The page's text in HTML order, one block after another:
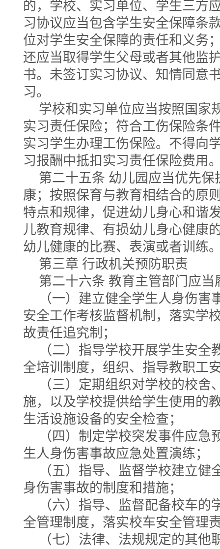
的，学校、实习单位、学生三方
习协议应当包含学生安全保障条
位对学生安全保障的责任和义务
还应当取得学生父母或者其他监
书。未签订实习协议、知情同意
习。
学校和实习单位应当按照国家
实习责任保险；符合工伤保险条
实习学生办理工伤保险。不得向
习报酬中抵扣实习责任保险费用
第二十五条 幼儿园应当优先保
康；按照保育与教育相结合的原
特点和规律，促进幼儿身心和谐
儿教育规律、有损幼儿身心健康
幼儿健康的比赛、表演或者训练
第三章 行政机关预防职责
第二十六条 教育主管部门应当
（一）建立健全学生人身伤害
安全工作考核监督机制，落实学
故责任追究制；
（二）指导学校开展学生安全
全培训制度，组织、指导教职工
（三）定期组织对学校的校舍
施，以及学校提供给学生使用的
生活设施设备的安全检查；
（四）制定学校突发事件应急
生人身伤害事故应急处置演练；
（五）指导、监督学校建立健
身伤害事故的制度和措施；
（六）指导、监督配备校车的
全管理制度，落实校车安全管理
（七）法律、法规规定的其他